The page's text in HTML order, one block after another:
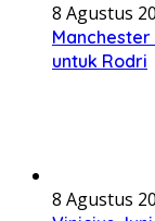
8 Agustus
Manchester
untuk Rodri
8 Agustus